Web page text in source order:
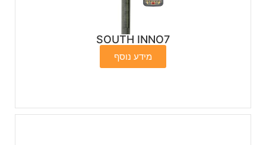
SOUTH INNO7
מידע נוסף